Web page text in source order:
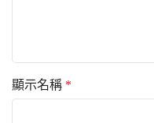
顯示名稱 *